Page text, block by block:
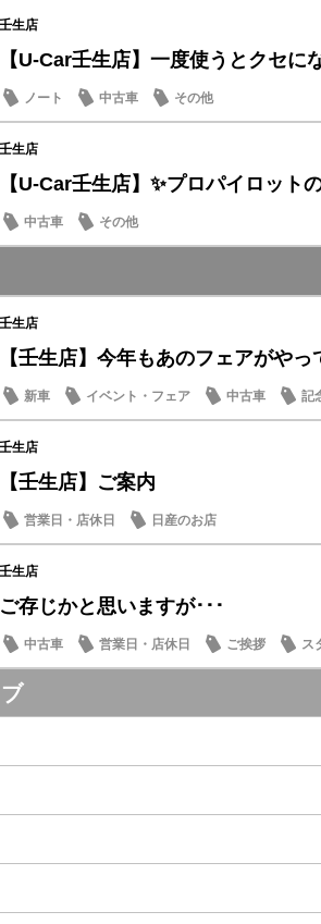
壬生店
【U-Car壬生店】一度使うとクセに
ノート 中古車 その他
壬生店
【U-Car壬生店】✨プロパイロット
中古車 その他
壬生店
【壬生店】今年もあのフェアがやっ
新車 イベント・フェア 中古車 記
壬生店
【壬生店】ご案内
営業日・店休日 日産のお店
壬生店
ご存じかと思いますが･･･
中古車 営業日・店休日 ご挨拶 ス